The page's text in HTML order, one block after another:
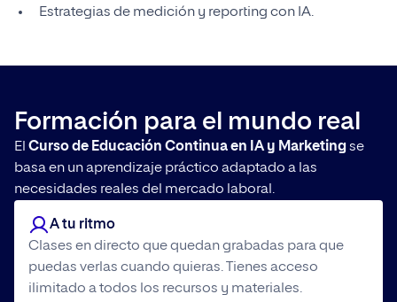
Estrategias de medición y reporting con IA.
Formación para el mundo real
El Curso de Educación Continua en IA y Marketingse
basa en un aprendizaje práctico adaptado a las
necesidades reales del mercado laboral.
A tu ritmo
Clases en directo que quedan grabadas para que
puedas verlas cuando quieras. Tienes acceso
ilimitado a todos los recursos y materiales.